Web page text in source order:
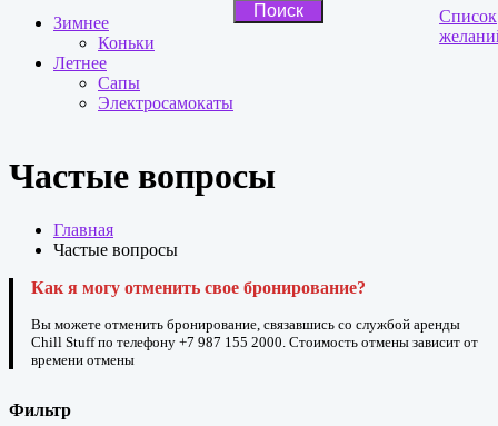
Зимнее
Коньки
Летнее
Сапы
Электросамокаты
Поиск
Список
Частые вопросы
Главная
Частые вопросы
Как я могу отменить свое бронирование?
Вы можете отменить бронирование, связавшись со службой аренды
Chill Stuff по телефону +7 987 155 2000. Стоимость отмены зависит от
времени отмены
Фильтр